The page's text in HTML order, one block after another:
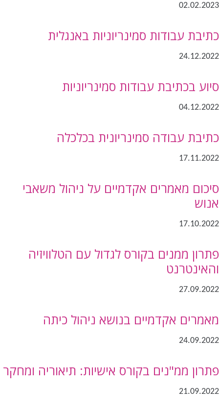
02.02.2023
כתיבת עבודות סמינריוניות באנגלית
24.12.2022
סיוע בכתיבת עבודות סמינריוניות
04.12.2022
כתיבת עבודה סמינריונית בכלכלה
17.11.2022
סיכום מאמרים אקדמיים על ניהול משאבי
אנוש
17.10.2022
פתרון ממנים בקורס לגדול עם הטלוויזיה
והאינטרנט
27.09.2022
מאמרים אקדמיים בנושא ניהול כיתה
24.09.2022
פתרון ממ"נים בקורס אישיות: תיאוריה ומחקר
21.09.2022